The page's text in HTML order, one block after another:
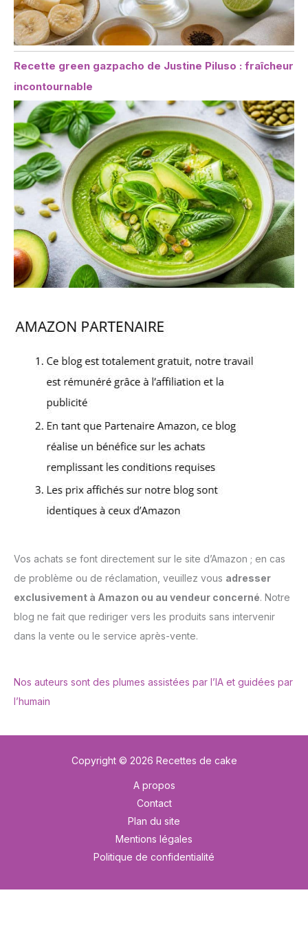
Recette green gazpacho de Justine Piluso : fraîcheur
incontournable
Vos achats se font directement sur le site d’Amazon ; en cas
de problème ou de réclamation, veuillez vous adresser
exclusivement à Amazon ou au vendeur concerné. Notre
blog ne fait que rediriger vers les produits sans intervenir
dans la vente ou le service après-vente.
Nos auteurs sont des plumes assistées par l’IA et guidées par
l’humain
Copyright © 2026 Recettes de cake
A propos
Contact
Plan du site
Mentions légales
Politique de confidentialité